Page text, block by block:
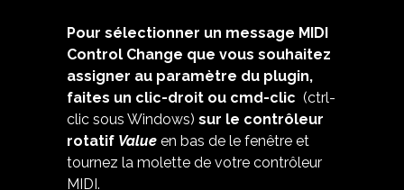
Pour sélectionner un message MIDI
Control Change que vous souhaitez
assigner au paramètre du plugin,
faites un clic-droit ou cmd-clic (ctrl-
clic sous Windows) sur le contrôleur
rotatif Value en bas de le fenêtre et
tournez la molette de votre contrôleur
MIDI.